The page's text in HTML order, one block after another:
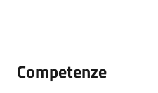
trasparente
Competenze